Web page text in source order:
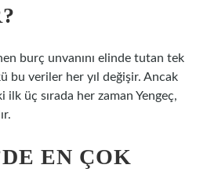
burç unvanını elinde tutan tek
bu veriler her yıl değişir. Ancak
üç sırada her zaman Yengeç,
EN ÇOK